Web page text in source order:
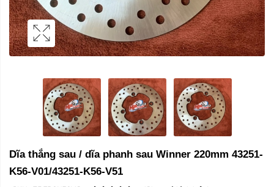
Dĩa thắng sau / dĩa phanh sau Winner 220mm 43251-
K56-V01/43251-K56-V51